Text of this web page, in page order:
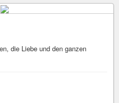
die Liebe und den ganzen